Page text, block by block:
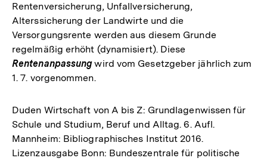
Rentenversicherung, Unfallversicherung,
Alterssicherung der Landwirte und die
Versorgungsrente werden aus diesem Grunde
regelmäßig erhöht (dynamisiert). Diese
Rentenanpassungwird vom Gesetzgeber jährlich zum
1. 7. vorgenommen.
Duden Wirtschaft von A bis Z: Grundlagenwissen für
Schule und Studium, Beruf und Alltag. 6. Aufl.
Mannheim: Bibliographisches Institut 2016.
Lizenzausgabe Bonn: Bundeszentrale für politische